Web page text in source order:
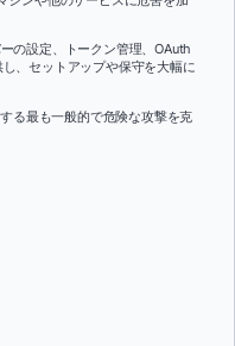
の設定、トークン管理、OAuth
、セットアップや保守を大幅に
る最も一般的で危険な攻撃を克